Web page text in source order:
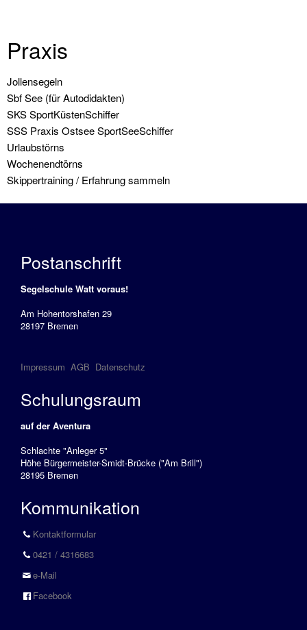
Praxis
Navigation
überspringen
Jollensegeln
Sbf See (für Autodidakten)
SKS SportKüstenSchiffer
SSS Praxis Ostsee SportSeeSchiffer
Urlaubstörns
Wochenendtörns
Skippertraining / Erfahrung sammeln
Postanschrift
Segelschule Watt voraus!
Am Hohentorshafen 29
28197 Bremen
Impressum AGB Datenschutz
Schulungsraum
auf der Aventura
Schlachte "Anleger 5"
Höhe Bürgermeister-Smidt-Brücke ("Am Brill")
28195 Bremen
Kommunikation
Kontaktformular
0421 / 4316683
e-Mail
Facebook